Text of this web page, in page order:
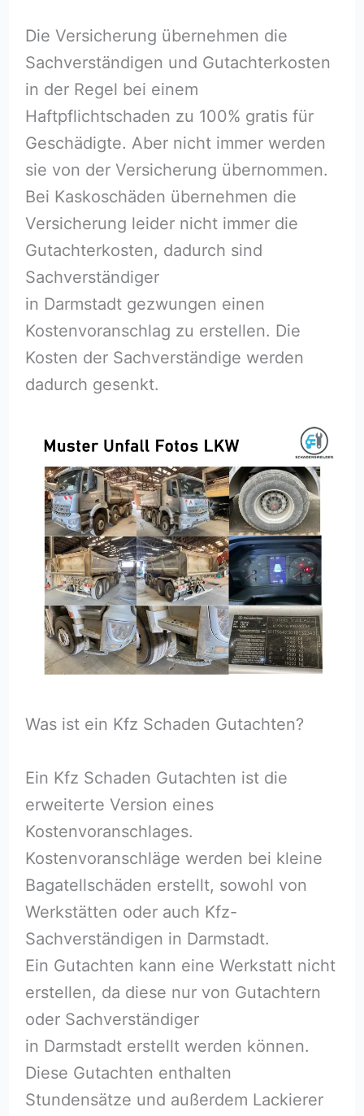
Die Versicherung übernehmen die
Sachverständigen und Gutachterkosten
in der Regel bei einem
Haftpflichtschaden zu 100% gratis für
Geschädigte. Aber nicht immer werden
sie von der Versicherung übernommen.
Bei Kaskoschäden übernehmen die
Versicherung leider nicht immer die
Gutachterkosten, dadurch sind
Sachverständiger
in Darmstadt gezwungen einen
Kostenvoranschlag zu erstellen. Die
Kosten der Sachverständige werden
dadurch gesenkt.
Was ist ein Kfz Schaden Gutachten?
Ein Kfz Schaden Gutachten ist die
erweiterte Version eines
Kostenvoranschlages.
Kostenvoranschläge werden bei kleine
Bagatellschäden erstellt, sowohl von
Werkstätten oder auch Kfz-
Sachverständigen in Darmstadt.
Ein Gutachten kann eine Werkstatt nicht
erstellen, da diese nur von Gutachtern
oder Sachverständiger
in Darmstadt erstellt werden können.
Diese Gutachten enthalten
Stundensätze und außerdem Lackierer